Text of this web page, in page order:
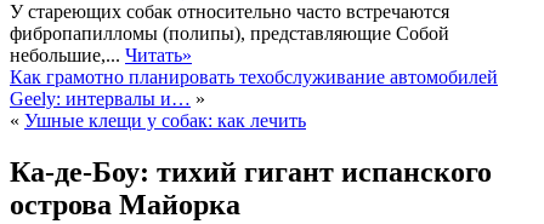
У стареющих собак относительно часто встречаются
фибропапилломы (полипы), представляющие Собой
небольшие,... Читать»
Как грамотно планировать техобслуживание автомобилей
Geely: интервалы и… »
« Ушные клещи у собак: как лечить
Ка-де-Боу: тихий гигант испанского
острова Майорка